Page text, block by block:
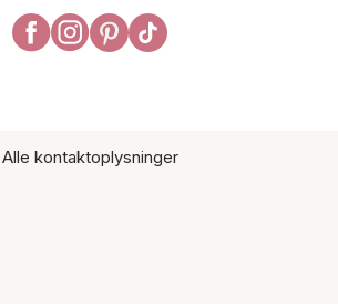
Alle kontaktoplysninger